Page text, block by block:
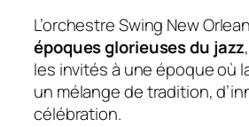
L’orchestre Swing New
époques glorieuses du jazz
les invités à une époque où
un mélange de tradition,
célébration.